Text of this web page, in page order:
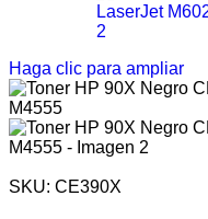
Haga clic para ampliar
SKU: CE390X